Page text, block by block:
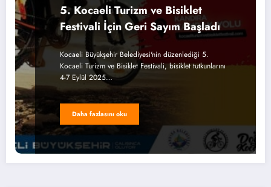
5. Kocaeli Turizm ve Bisiklet
Festivali İçin Geri Sayım Başladı
Kocaeli Büyükşehir Belediyesi'nin düzenlediği 5.
Kocaeli Turizm ve Bisiklet Festivali, bisiklet tutkunlarını
4-7 Eylül 2025…
Daha fazlasını oku